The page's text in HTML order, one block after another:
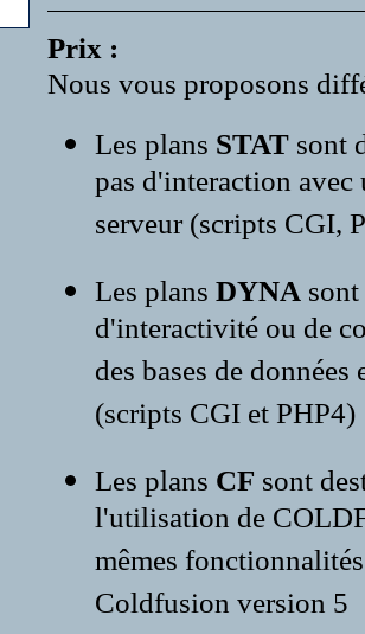
Prix :
Nous vous proposons
Les plans STAT sont
pas d'interaction avec
serveur (scripts CGI,
Les plans DYNA
d'interactivité ou de
des bases de
(scripts CGI et PHP4)
Les plans CF sont
l'utilisation de
mêmes
Coldfusion version 5